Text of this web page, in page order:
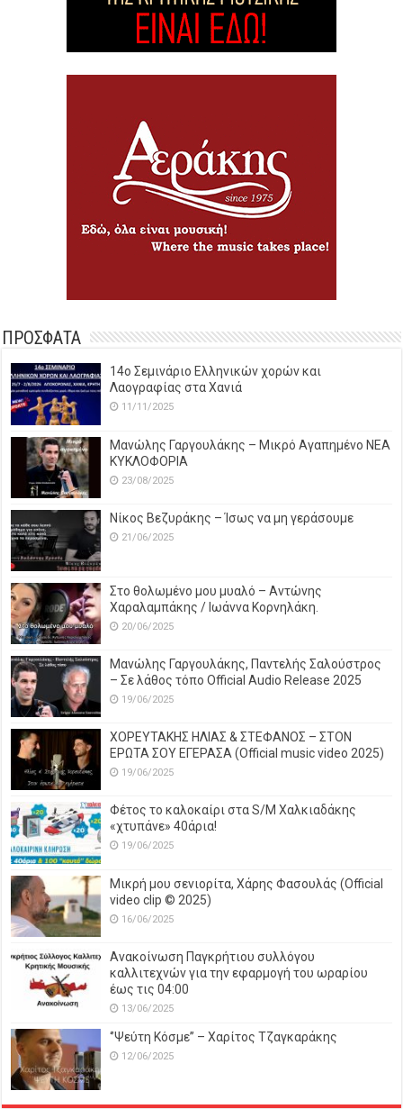
ΠΡΟΣΦΑΤΑ
14o Σεμινάριο Ελληνικών χορών και
Λαογραφίας στα Χανιά
11/11/2025
Μανώλης Γαργουλάκης – Μικρό Αγαπημένο NEΑ
ΚΥΚΛΟΦΟΡΙΑ
23/08/2025
Νίκος Βεζυράκης – Ίσως να μη γεράσουμε
21/06/2025
Στο θολωμένο μου μυαλό – Αντώνης
Χαραλαμπάκης / Ιωάννα Κορνηλάκη.
20/06/2025
Μανώλης Γαργουλάκης, Παντελής Σαλούστρος
– Σε λάθος τόπο Official Audio Release 2025
19/06/2025
ΧΟΡΕΥΤΑΚΗΣ ΗΛΙΑΣ & ΣΤΕΦΑΝΟΣ – ΣΤΟΝ
ΕΡΩΤΑ ΣΟΥ ΕΓΕΡΑΣΑ (Official music video 2025)
19/06/2025
Φέτος το καλοκαίρι στα S/M Χαλκιαδάκης
«χτυπάνε» 40άρια!
19/06/2025
Μικρή μου σενιορίτα, Χάρης Φασουλάς (Official
video clip © 2025)
16/06/2025
Ανακοίνωση Παγκρήτιου συλλόγου
καλλιτεχνών για την εφαρμογή του ωραρίου
έως τις 04:00
13/06/2025
‘’Ψεύτη Κόσμε’’ – Χαρίτος Τζαγκαράκης
12/06/2025